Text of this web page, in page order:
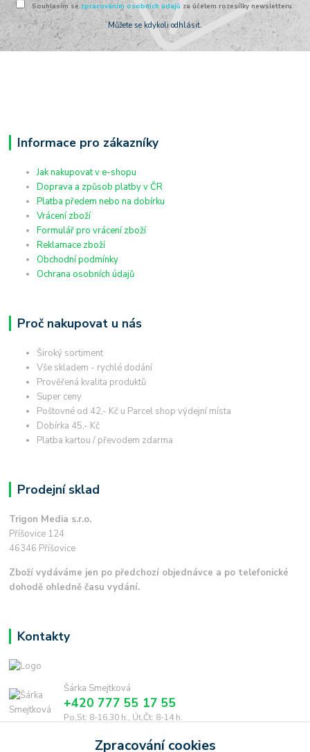
Souhlasím se zpracováním osobních údajů za účelem rozesílky newsletteru.
Můžete se kdykoli odhlásit.
Informace pro zákazníky
Jak nakupovat v e-shopu
Doprava a způsob platby v ČR
Platba předem nebo na dobírku
Vrácení zboží
Formulář pro vrácení zboží
Reklamace zboží
Obchodní podmínky
Ochrana osobních údajů
Proč nakupovat u nás
Široký sortiment
Vše skladem - rychlé dodání
Prověřená kvalita produktů
Super ceny
Poštovné od 42,- Kč u Parcel shop výdejní místa
Dobírka 45,- Kč
Platba kartou / převodem zdarma
Prodejní sklad
Trigon Media s.r.o.
Příšovice 124
46346 Příšovice
Zboží vydáváme jen po předchozí objednávce a po telefonické
dohodě ohledně času vydání.
Kontakty
Šárka Smejtková
+420 777 55 17 55
Po,St: 8-16.30 h., Út,Čt: 8-14 h.
smejtkova@trigonmedia.czZpracování cookies